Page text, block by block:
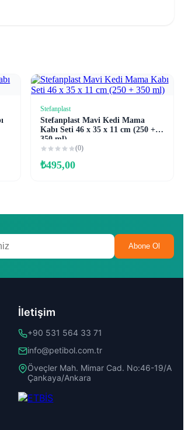
Stefanplast
Stefanplast Mavi Kedi Mama
Kabı Seti 46 x 35 x 11 cm (250 +
350 ml)
(0)
₺495,00
Abone Ol
İletişim
+90 531 564 33 71
info@petibol.com.tr
Öveçler Mah. Mimar Cad. No:46-19/A
Çankaya/Ankara